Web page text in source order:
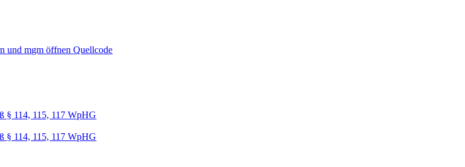
und mgm öffnen Quellcode
§ 114, 115, 117 WpHG
§ 114, 115, 117 WpHG